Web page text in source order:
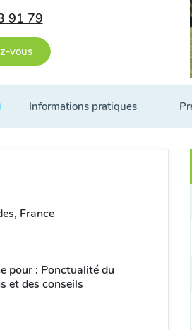
91 79
vous
Informations pratiques
France
pour : Ponctualité du
et des conseils